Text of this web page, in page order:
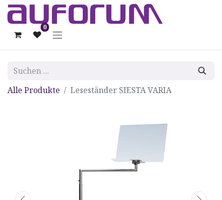
0
Alle Produkte Leseständer SIESTA VARIA